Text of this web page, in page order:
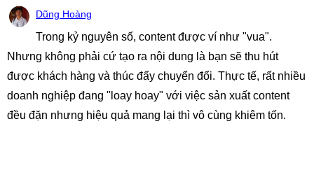
Dũng Hoàng
Trong kỷ nguyên số, content được ví như "vua".
Nhưng không phải cứ tạo ra nội dung là bạn sẽ thu hút
được khách hàng và thúc đẩy chuyển đổi. Thực tế, rất nhiều
doanh nghiệp đang "loay hoay" với việc sản xuất content
đều đặn nhưng hiệu quả mang lại thì vô cùng khiêm tốn.